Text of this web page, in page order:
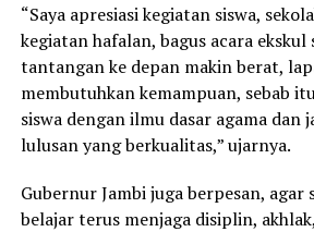
“Saya apresiasi kegiatan siswa,
kegiatan hafalan, bagus acara
tantangan ke depan makin berat,
membutuhkan kemampuan, sebab
siswa dengan ilmu dasar agama dan
lulusan yang berkualitas,” ujarnya.
Gubernur Jambi juga berpesan, agar
belajar terus menjaga disiplin,